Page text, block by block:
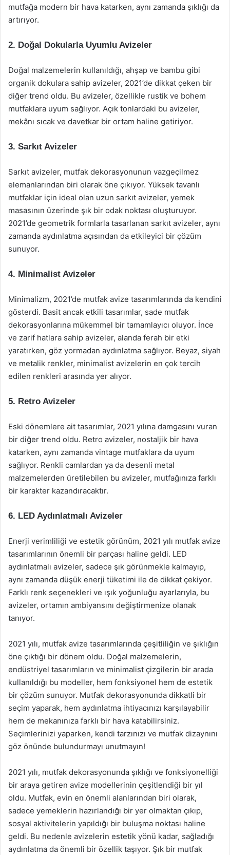
mutfağa modern bir hava katarken, aynı zamanda şıklığı da
artırıyor.
2. Doğal Dokularla Uyumlu Avizeler
Doğal malzemelerin kullanıldığı, ahşap ve bambu gibi
organik dokulara sahip avizeler, 2021’de dikkat çeken bir
diğer trend oldu. Bu avizeler, özellikle rustik ve bohem
mutfaklara uyum sağlıyor. Açık tonlardaki bu avizeler,
mekânı sıcak ve davetkar bir ortam haline getiriyor.
3. Sarkıt Avizeler
Sarkıt avizeler, mutfak dekorasyonunun vazgeçilmez
elemanlarından biri olarak öne çıkıyor. Yüksek tavanlı
mutfaklar için ideal olan uzun sarkıt avizeler, yemek
masasının üzerinde şık bir odak noktası oluşturuyor.
2021’de geometrik formlarla tasarlanan sarkıt avizeler, aynı
zamanda aydınlatma açısından da etkileyici bir çözüm
sunuyor.
4. Minimalist Avizeler
Minimalizm, 2021’de mutfak avize tasarımlarında da kendini
gösterdi. Basit ancak etkili tasarımlar, sade mutfak
dekorasyonlarına mükemmel bir tamamlayıcı oluyor. İnce
ve zarif hatlara sahip avizeler, alanda ferah bir etki
yaratırken, göz yormadan aydınlatma sağlıyor. Beyaz, siyah
ve metalik renkler, minimalist avizelerin en çok tercih
edilen renkleri arasında yer alıyor.
5. Retro Avizeler
Eski dönemlere ait tasarımlar, 2021 yılına damgasını vuran
bir diğer trend oldu. Retro avizeler, nostaljik bir hava
katarken, aynı zamanda vintage mutfaklara da uyum
sağlıyor. Renkli camlardan ya da desenli metal
malzemelerden üretilebilen bu avizeler, mutfağınıza farklı
bir karakter kazandıracaktır.
6. LED Aydınlatmalı Avizeler
Enerji verimliliği ve estetik görünüm, 2021 yılı mutfak avize
tasarımlarının önemli bir parçası haline geldi. LED
aydınlatmalı avizeler, sadece şık görünmekle kalmayıp,
aynı zamanda düşük enerji tüketimi ile de dikkat çekiyor.
Farklı renk seçenekleri ve ışık yoğunluğu ayarlarıyla, bu
avizeler, ortamın ambiyansını değiştirmenize olanak
tanıyor.
2021 yılı, mutfak avize tasarımlarında çeşitliliğin ve şıklığın
öne çıktığı bir dönem oldu. Doğal malzemelerin,
endüstriyel tasarımların ve minimalist çizgilerin bir arada
kullanıldığı bu modeller, hem fonksiyonel hem de estetik
bir çözüm sunuyor. Mutfak dekorasyonunda dikkatli bir
seçim yaparak, hem aydınlatma ihtiyacınızı karşılayabilir
hem de mekanınıza farklı bir hava katabilirsiniz.
Seçimlerinizi yaparken, kendi tarzınızı ve mutfak dizaynını
göz önünde bulundurmayı unutmayın!
2021 yılı, mutfak dekorasyonunda şıklığı ve fonksiyonelliği
bir araya getiren avize modellerinin çeşitlendiği bir yıl
oldu. Mutfak, evin en önemli alanlarından biri olarak,
sadece yemeklerin hazırlandığı bir yer olmaktan çıkıp,
sosyal aktivitelerin yapıldığı bir buluşma noktası haline
geldi. Bu nedenle avizelerin estetik yönü kadar, sağladığı
aydınlatma da önemli bir özellik taşıyor. Şık bir mutfak